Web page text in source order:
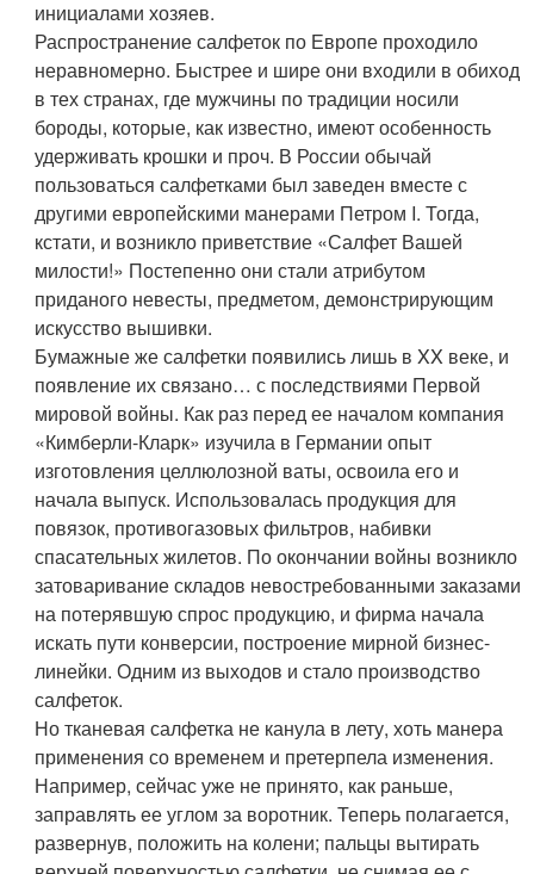
инициалами хозяев.
Распространение салфеток по Европе проходило
неравномерно. Быстрее и шире они входили в обиход
в тех странах, где мужчины по традиции носили
бороды, которые, как известно, имеют особенность
удерживать крошки и проч. В России обычай
пользоваться салфетками был заведен вместе с
другими европейскими манерами Петром I. Тогда,
кстати, и возникло приветствие «Салфет Вашей
милости!» Постепенно они стали атрибутом
приданого невесты, предметом, демонстрирующим
искусство вышивки.
Бумажные же салфетки появились лишь в XX веке, и
появление их связано… с последствиями Первой
мировой войны. Как раз перед ее началом компания
«Кимберли-Кларк» изучила в Германии опыт
изготовления целлюлозной ваты, освоила его и
начала выпуск. Использовалась продукция для
повязок, противогазовых фильтров, набивки
спасательных жилетов. По окончании войны возникло
затоваривание складов невостребованными заказами
на потерявшую спрос продукцию, и фирма начала
искать пути конверсии, построение мирной бизнес-
линейки. Одним из выходов и стало производство
салфеток.
Но тканевая салфетка не канула в лету, хоть манера
применения со временем и претерпела изменения.
Например, сейчас уже не принято, как раньше,
заправлять ее углом за воротник. Теперь полагается,
развернув, положить на колени; пальцы вытирать